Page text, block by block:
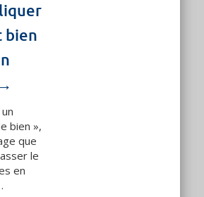
bien
bien »,
que
le
en